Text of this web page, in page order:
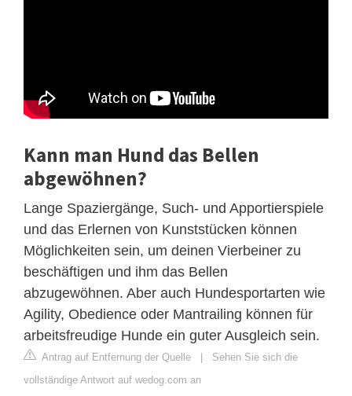
Kann man Hund das Bellen
abgewöhnen?
Lange Spaziergänge, Such- und Apportierspiele
und das Erlernen von Kunststücken können
Möglichkeiten sein, um deinen Vierbeiner zu
beschäftigen und ihm das Bellen
abzugewöhnen. Aber auch Hundesportarten wie
Agility, Obedience oder Mantrailing können für
arbeitsfreudige Hunde ein guter Ausgleich sein.
Antrag auf Entfernung der Quelle | Sehen Sie sich die
vollständige Antwort auf wedog.com an